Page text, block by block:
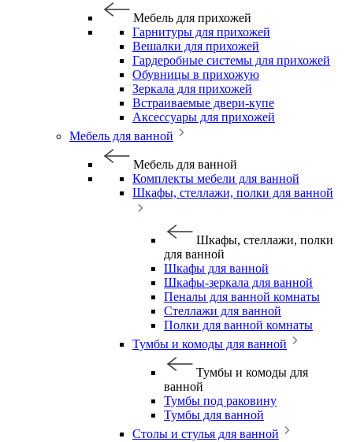
Мебель для прихожей
Гарнитуры для прихожей
Вешалки для прихожей
Гардеробные системы для прихожей
Обувницы в прихожую
Зеркала для прихожей
Встраиваемые двери-купе
Аксессуары для прихожей
Мебель для ванной
Мебель для ванной
Комплекты мебели для ванной
Шкафы, стеллажи, полки для ванной
Шкафы, стеллажи, полки
для ванной
Шкафы для ванной
Шкафы-зеркала для ванной
Пеналы для ванной комнаты
Стеллажи для ванной
Полки для ванной комнаты
Тумбы и комоды для ванной
Тумбы и комоды для
ванной
Тумбы под раковину
Тумбы для ванной
Столы и стулья для ванной